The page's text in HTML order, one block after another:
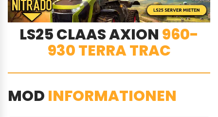
LS25 CLAAS AXION 960-
930 TERRA TRAC
MOD INFORMATIONEN